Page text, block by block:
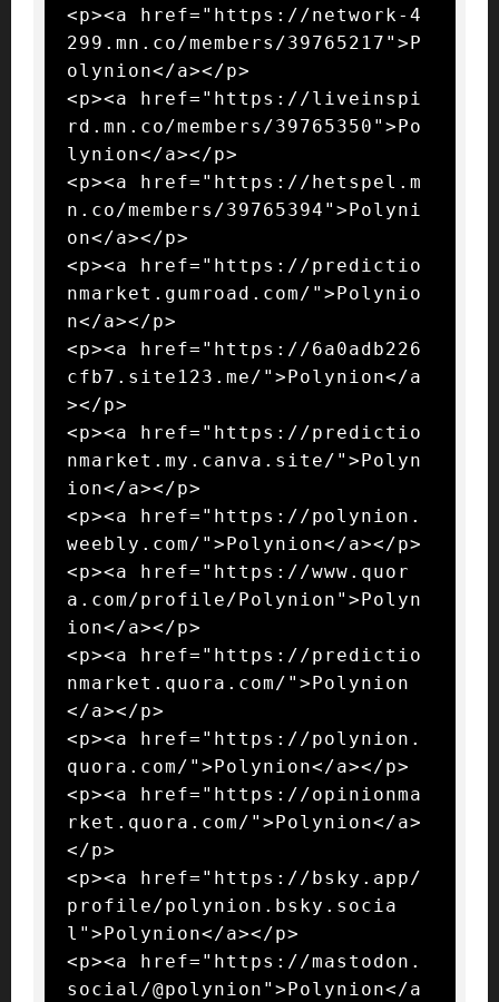
<p><a href="https://network-4
299.mn.co/members/39765217">P
olynion</a></p>
<p><a href="https://liveinspi
rd.mn.co/members/39765350">Po
lynion</a></p>
<p><a href="https://hetspel.m
n.co/members/39765394">Polyni
on</a></p>
<p><a href="https://predictio
nmarket.gumroad.com/">Polynio
n</a></p>
<p><a href="https://6a0adb226
cfb7.site123.me/">Polynion</a
></p>
<p><a href="https://predictio
nmarket.my.canva.site/">Polyn
ion</a></p>
<p><a href="https://polynion.
weebly.com/">Polynion</a></p>
<p><a href="https://www.quor
a.com/profile/Polynion">Polyn
ion</a></p>
<p><a href="https://predictio
nmarket.quora.com/">Polynion
</a></p>
<p><a href="https://polynion.
quora.com/">Polynion</a></p>
<p><a href="https://opinionma
rket.quora.com/">Polynion</a>
</p>
<p><a href="https://bsky.app/
profile/polynion.bsky.socia
l">Polynion</a></p>
<p><a href="https://mastodon.
social/@polynion">Polynion</a